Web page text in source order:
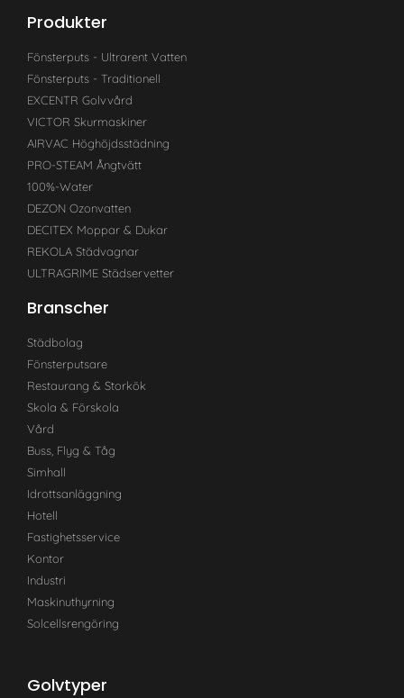
Produkter
Fönsterputs - Ultrarent Vatten
Fönsterputs - Traditionell
EXCENTR Golvvård
VICTOR Skurmaskiner
AIRVAC Höghöjdsstädning
PRO-STEAM Ångtvätt
100%-Water
DEZON Ozonvatten
DECITEX Moppar & Dukar
REKOLA Städvagnar
ULTRAGRIME Städservetter
Branscher
Städbolag
Fönsterputsare
Restaurang & Storkök
Skola & Förskola
Vård
Buss, Flyg & Tåg
Simhall
Idrottsanläggning
Hotell
Fastighetsservice
Kontor
Industri
Maskinuthyrning
Solcellsrengöring
Golvtyper